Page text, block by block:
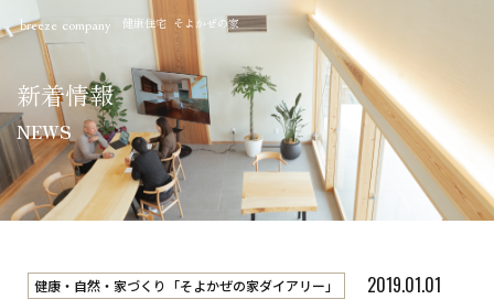
breeze company 健康住宅 そよかぜの家
新着情報
NEWS
健康・自然・家づくり「そよかぜの家ダイアリー」
2019.01.01